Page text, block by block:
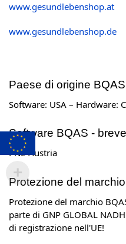
www.gesundlebenshop.at
www.gesundlebenshop.de
Paese di origine
Software: USA – Hardware:
Software BQAS -
PNL-Austria
Protezione del marchio
Protezione del marchio
parte di GNP GLOBAL
di registrazione nell'UE!